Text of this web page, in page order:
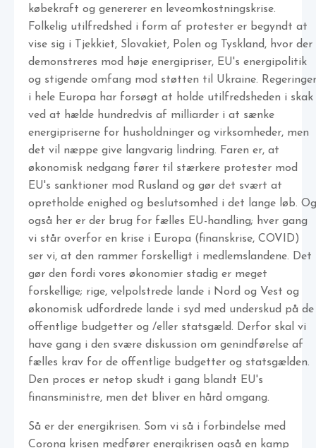
købekraft og genererer en leveomkostningskrise.
Folkelig utilfredshed i form af protester er begyndt at
vise sig i Tjekkiet, Slovakiet, Polen og Tyskland, hvor der
demonstreres mod høje energipriser, EU's energipolitik
og stigende omfang mod støtten til Ukraine. Regeringer
i hele Europa har forsøgt at holde utilfredsheden i skak
ved at hælde hundredvis af milliarder i at sænke
energipriserne for husholdninger og virksomheder, men
det vil næppe give langvarig lindring. Faren er, at
økonomisk nedgang fører til stærkere protester mod
EU's sanktioner mod Rusland og gør det svært at
opretholde enighed og beslutsomhed i det lange løb. Og
også her er der brug for fælles EU-handling; hver gang
vi står overfor en krise i Europa (finanskrise, COVID)
ser vi, at den rammer forskelligt i medlemslandene. Det
gør den fordi vores økonomier stadig er meget
forskellige; rige, velpolstrede lande i Nord og Vest og
økonomisk udfordrede lande i syd med underskud på de
offentlige budgetter og /eller statsgæld. Derfor skal vi
have gang i den svære diskussion om genindførelse af
fælles krav for de offentlige budgetter og statsgælden.
Den proces er netop skudt i gang blandt EU's
finansministre, men det bliver en hård omgang.
Så er der energikrisen. Som vi så i forbindelse med
Corona krisen medfører energikrisen også en kamp